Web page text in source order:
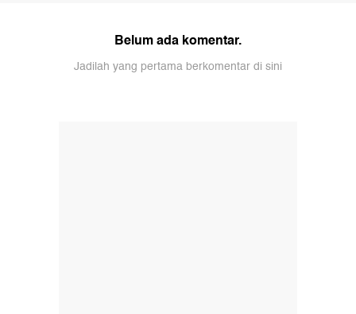
Belum ada komentar.
Jadilah yang pertama berkomentar di sini